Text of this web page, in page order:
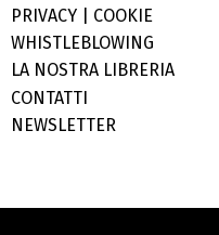
PRIVACY
COOKIE
WHISTLEBLOWING
LA NOSTRA LIBRERIA
CONTATTI
NEWSLETTER